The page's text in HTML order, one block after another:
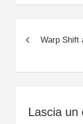
articoli
Warp Shift
Lascia un